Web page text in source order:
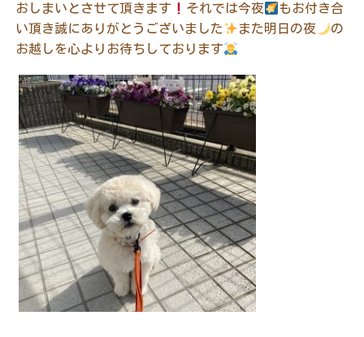
おしまいとさせて頂きます
それでは今夜
もお付き合
い頂き誠にありがとうございました
また明日の夜
の
お越しを心よりお待ちしております